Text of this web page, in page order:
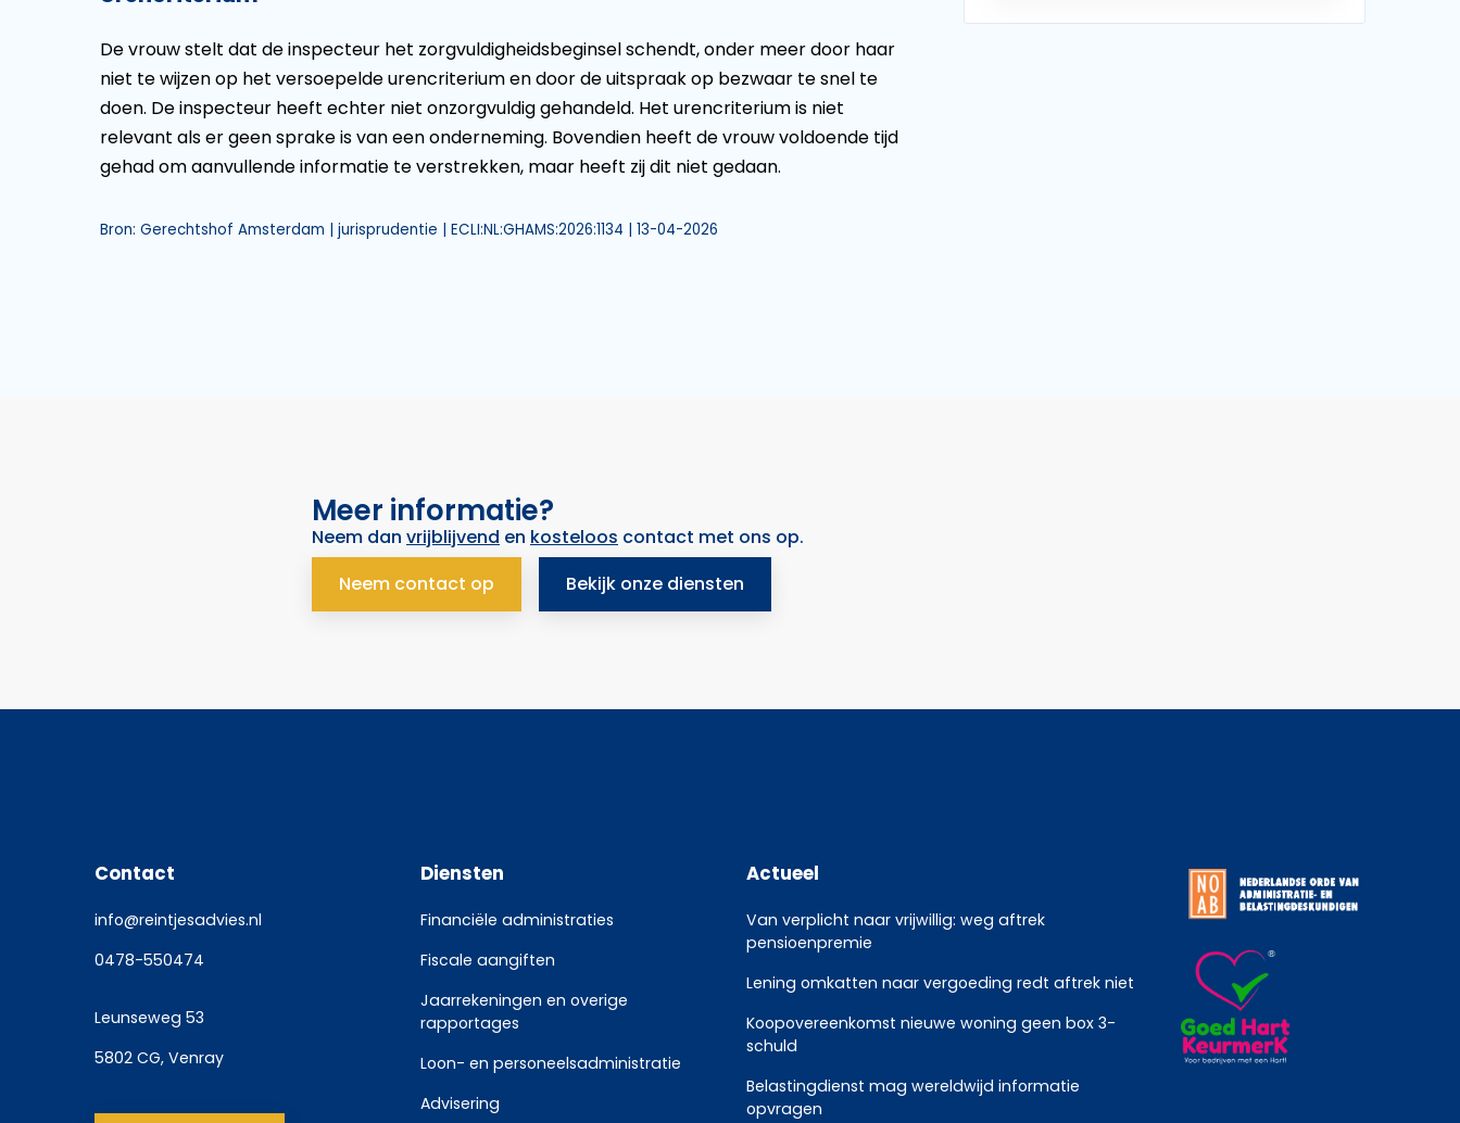
De vrouw stelt dat de inspecteur het zorgvuldigheidsbeginsel schendt, onder meer door haar
niet te wijzen op het versoepelde urencriterium en door de uitspraak op bezwaar te snel te
doen. De inspecteur heeft echter niet onzorgvuldig gehandeld. Het urencriterium is niet
relevant als er geen sprake is van een onderneming. Bovendien heeft de vrouw voldoende tijd
gehad om aanvullende informatie te verstrekken, maar heeft zij dit niet gedaan.
Bron: Gerechtshof Amsterdam | jurisprudentie | ECLI:NL:GHAMS:2026:1134 | 13-04-2026
Meer informatie?
Neem dan vrijblijvend en kosteloos contact met ons op.
Neem contact op
Bekijk onze diensten
Contact
info@reintjesadvies.nl
0478-550474
Leunseweg 53
5802 CG, Venray
Diensten
Financiële administraties
Fiscale aangiften
Jaarrekeningen en overige
rapportages
Loon- en personeelsadministratie
Advisering
Actueel
Van verplicht naar vrijwillig: weg aftrek
pensioenpremie
Lening omkatten naar vergoeding redt aftrek niet
Koopovereenkomst nieuwe woning geen box 3-
schuld
Belastingdienst mag wereldwijd informatie
opvragen